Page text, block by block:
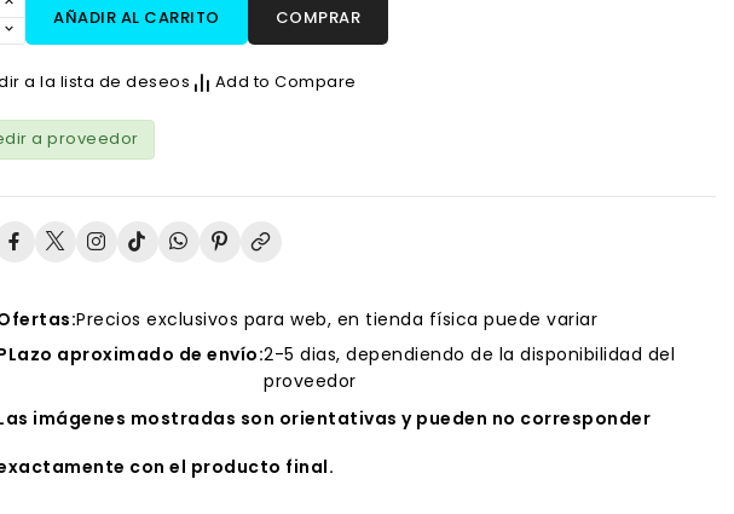
AÑADIR AL CARRITO COMPRAR
a la lista de deseos Add to Compare
a proveedor
Precios exclusivos para web, en tienda física puede variar
aproximado de envío:2-5 dias, dependiendo de la disponibilidad del
proveedor
imágenes mostradas son orientativas y pueden no corresponder
con el producto final.